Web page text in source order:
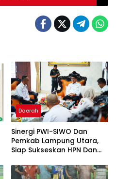
Daerah
Sinergi PWI-SIWO Dan
Pemkab Lampung Utara,
Siap Sukseskan HPN Dan
Lampung